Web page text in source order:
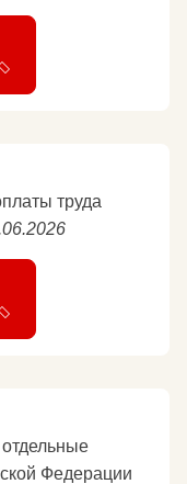
труда
Федерации